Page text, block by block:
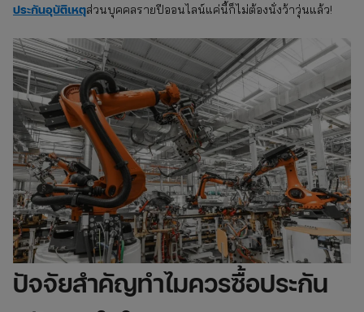
ประกันอุบัติเหตุส่วนบุคคลรายปีออนไลน์แค่นี้ก็ไม่ต้องนั่งว้าวุ่นแล้ว!
ปัจจัยสำคัญทำไมควรซื้อประกัน